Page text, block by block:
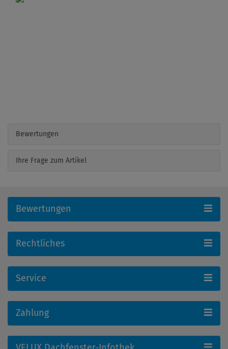
Bewertungen
Ihre Frage zum Artikel
Bewertungen
Rechtliches
Service
Zahlung